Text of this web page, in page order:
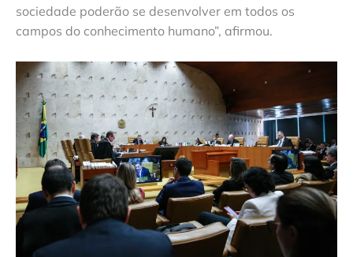
sociedade poderão se desenvolver em todos os
campos do conhecimento humano”, afirmou.